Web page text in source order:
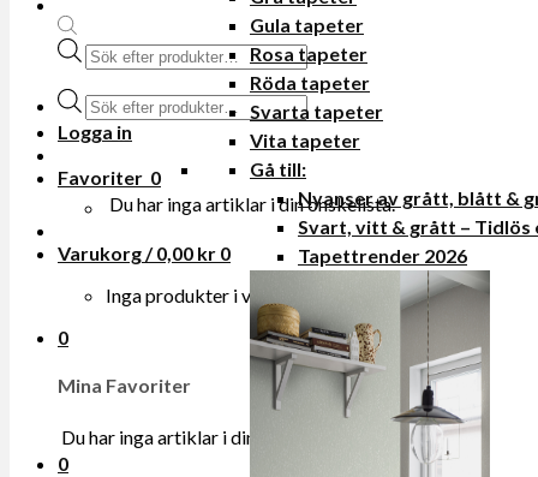
Produktsökning
Produktsökning
Logga in
Favoriter 0
Du har inga artiklar i din onskelista.
Varukorg /0,00 kr 0
Inga produkter i varukorgen.
0
Mina Favoriter
Du har inga artiklar i din onskelista.
0
Gula tapeter
Rosa tapeter
Röda tapeter
Svarta tapeter
Vita tapeter
Gå till:
Nyanser av grått, blått &
Svart, vitt & grått – Tidlös
Tapettrender 2026